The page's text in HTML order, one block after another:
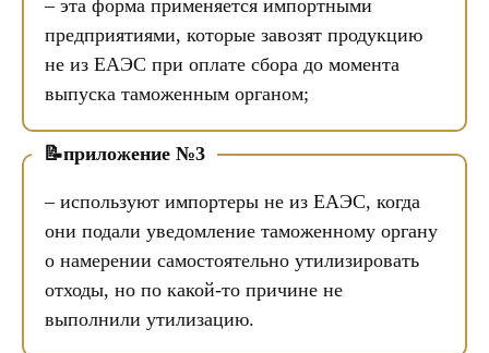
– эта форма применяется импортными
предприятиями, которые завозят продукцию
не из ЕАЭС при оплате сбора до момента
выпуска таможенным органом;
приложение №3
– используют импортеры не из ЕАЭС, когда
они подали уведомление таможенному органу
о намерении самостоятельно утилизировать
отходы, но по какой-то причине не
выполнили утилизацию.